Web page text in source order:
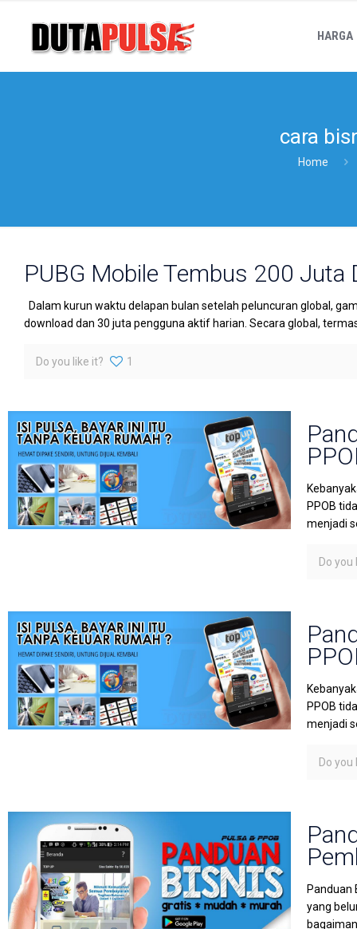
HARGA
cara
Home
PUBG Mobile Tembus 200 Juta
Dalam kurun waktu delapan bulan setelah peluncuran global,
download dan 30 juta pengguna aktif harian. Secara global,
Do you like it? 1
PPOB
menjadi
Do you
PPOB
menjadi
Do you
Panduan
yang